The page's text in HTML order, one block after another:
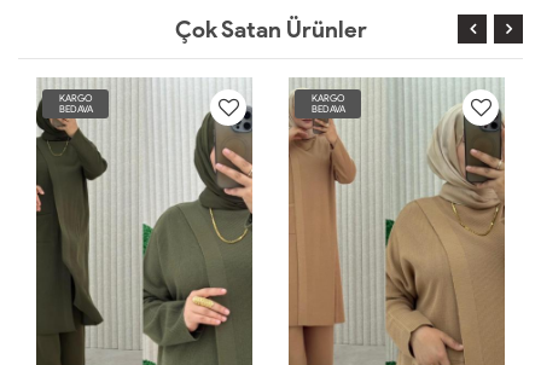
Çok Satan Ürünler
KARGO
BEDAVA
KARGO
BEDAVA